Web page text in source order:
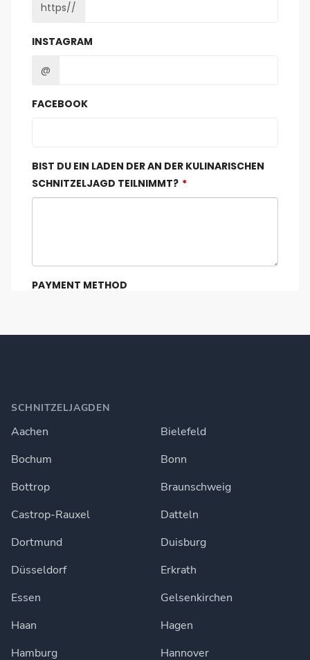
SCHNITZELJAGDEN
Aachen
Bielefeld
Bochum
Bonn
Bottrop
Braunschweig
Castrop-Rauxel
Datteln
Dortmund
Duisburg
Düsseldorf
Erkrath
Essen
Gelsenkirchen
Haan
Hagen
Hamburg
Hannover